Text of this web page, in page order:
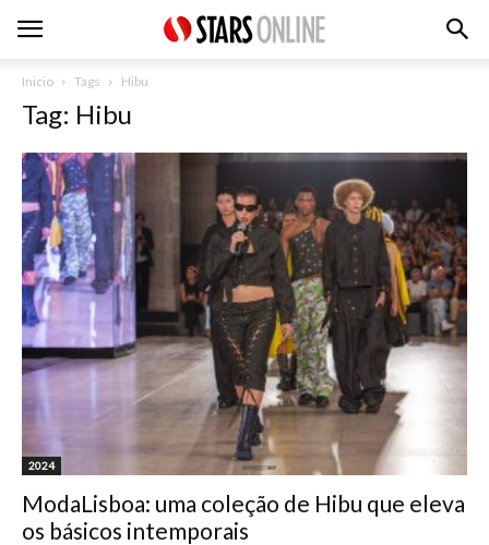
Inicio Tags Hibu
Tag: Hibu
2024
ModaLisboa: uma coleção de Hibu que eleva
os básicos intemporais